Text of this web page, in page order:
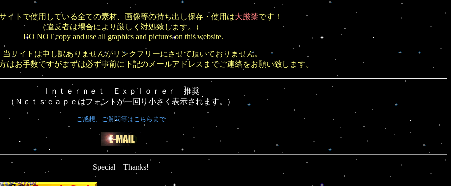
イトで使用している全ての素材、画像等の持ち出し保存・使用は大厳禁です！
（違反者は場合により厳しく対処致します。）
DO NOT copy and use all graphics and pictures on this website.
当サイトは申し訳ありませんがリンクフリーにさせて頂いておりません。
はお手数ですがまずは必ず事前に下記のメールアドレスまでご連絡をお願い致します。
Ｉｎｔｅｒｎｅｔ Ｅｘｐｌｏｒｅｒ 推奨
（Ｎｅｔｓｃａｐｅはフォントが一回り小さく表示されます。）
ご感想、ご質問等はこちらまで
Special Thanks!